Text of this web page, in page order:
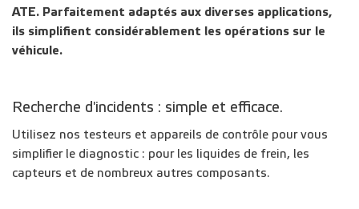
ATE. Parfaitement adaptés aux diverses applications,
ils simplifient considérablement les opérations sur le
véhicule.
Recherche d'incidents : simple et efficace.
Utilisez nos testeurs et appareils de contrôle pour vous
simplifier le diagnostic : pour les liquides de frein, les
capteurs et de nombreux autres composants.